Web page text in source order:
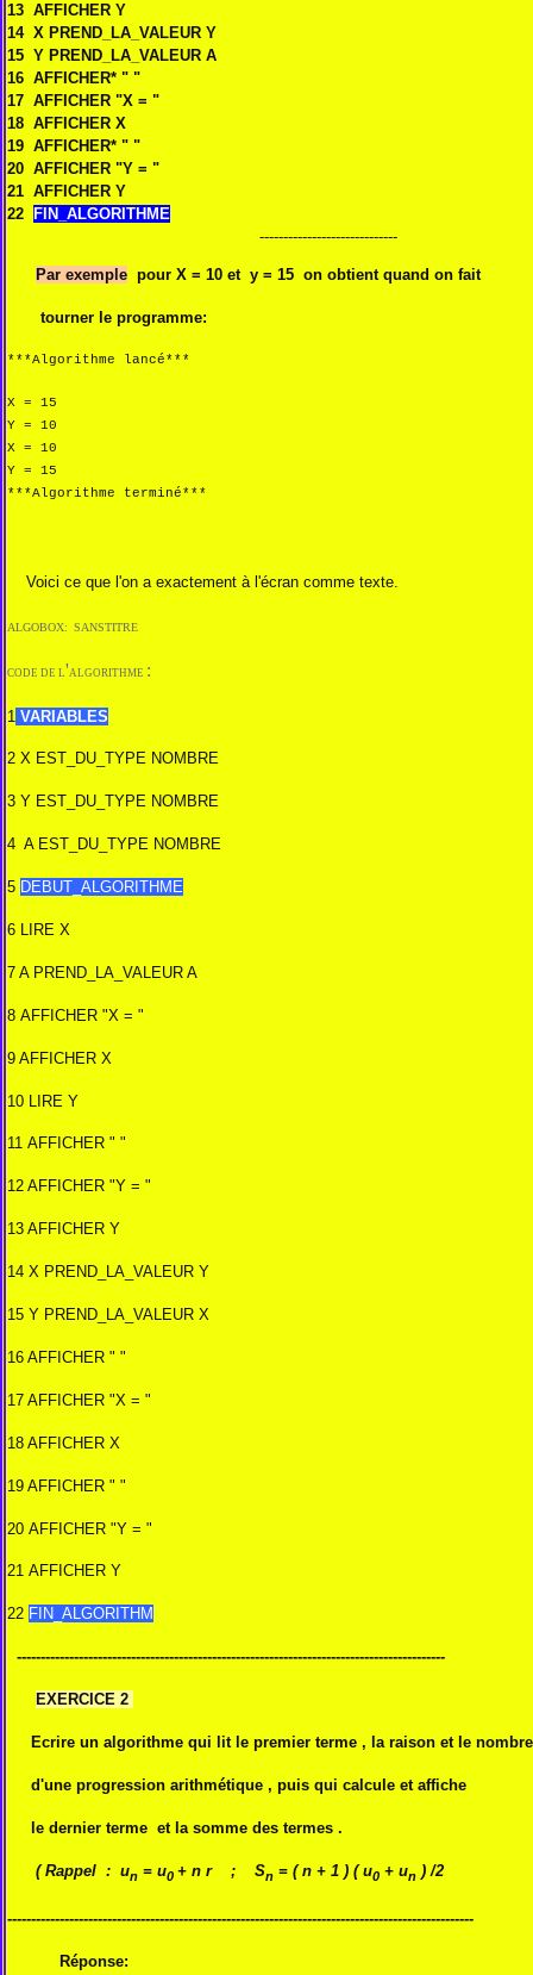
13 AFFICHER Y
14 X PREND_LA_VALEUR Y
15 Y PREND_LA_VALEUR A
16 AFFICHER* " "
17 AFFICHER "X = "
18 AFFICHER X
19 AFFICHER* " "
20 AFFICHER "Y = "
21 AFFICHER Y
22
FIN_ALGORITHME
-----------------------------
Par exemple pour X = 10 et y = 15 on obtient quand on fait
tourner le programme:
***Algorithme lancé***
X = 15
Y = 10
X = 10
Y = 15
***Algorithme terminé***
Voici ce que l'on a exactement à l'écran comme texte.
ALGOBOX: SANSTITRE
CODE DE L'ALGORITHME :
1 VARIABLES
2 X EST_DU_TYPE NOMBRE
3 Y EST_DU_TYPE NOMBRE
4 A EST_DU_TYPE NOMBRE
5 DEBUT_ALGORITHME
6 LIRE X
7 A PREND_LA_VALEUR A
8 AFFICHER "X = "
9 AFFICHER X
10 LIRE Y
11 AFFICHER " "
12 AFFICHER "Y = "
13 AFFICHER Y
14 X PREND_LA_VALEUR Y
15 Y PREND_LA_VALEUR X
16 AFFICHER " "
17 AFFICHER "X = "
18 AFFICHER X
19 AFFICHER " "
20 AFFICHER "Y = "
21 AFFICHER Y
22 FIN_ALGORITHM
------------------------------------------------------------------------------------------
EXERCICE 2
Ecrire un algorithme qui lit le premier terme , la raison et le nombre
d'une progression arithmétique , puis qui calcule et affiche
le dernier terme et la somme des termes .
( Rappel : un = u0 + n r ; Sn = ( n + 1 ) ( u0 + un ) /2
--------------------------------------------------------------------------------------------------
Réponse: